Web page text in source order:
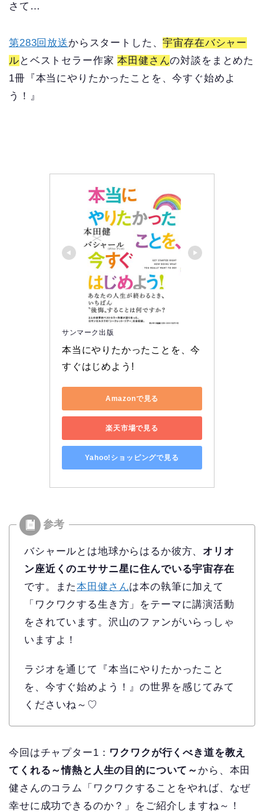
さて…
第283回放送からスタートした、宇宙存在バシャー
ル とベストセラー作家本田健さんの対談をまとめた
1冊『本当にやりたかったことを、今すぐ始めよ
う！』
サンマーク出版
本当にやりたかったことを、今
すぐはじめよう!
Amazonで見る
楽天市場で見る
Yahoo!ショッピングで見る
バシャールとは地球からはるか彼方、 オリオ
ン座近くのエササニ星に住んでいる宇宙存在
です。また本田健さんは本の執筆に加えて
「ワクワクする生き方」をテーマに講演活動
をされています。沢山のファンがいらっしゃ
いますよ！
ラジオを通じて『本当にやりたかったこと
を、今すぐ始めよう！』の世界を感じてみて
くださいね～♡
今回はチャプター1： ワクワクが行くべき道を教え
てくれる～情熱と人生の目的について～ から、本田
健さんのコラム「ワクワクすることをやれば、なぜ
幸せに成功できるのか？」をご紹介しますね～！